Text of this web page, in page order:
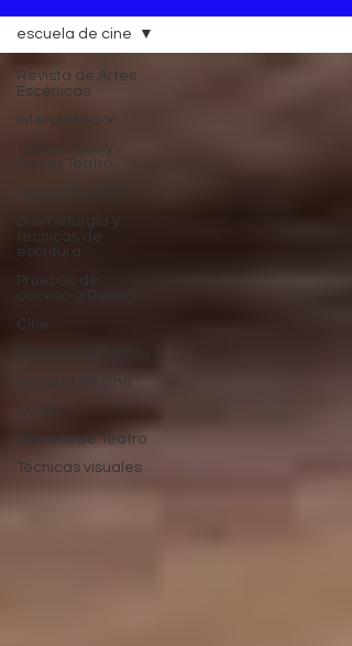
Revista de Artes
Escénicas
Interpretación
Teatro físico y
Danza Teatro
Dramaturgia y
técnicas de
escritura
Pruebas de
acceso a Resad
Cine
escuela de cine
Escuela de Teatro
Técnicas visuales
escuela de cine